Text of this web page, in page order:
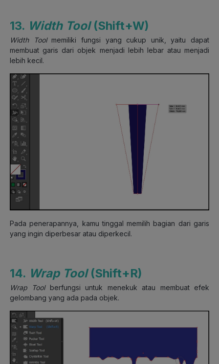
13. Width Tool(Shift+W)
Width Tool memiliki fungsi yang cukup unik, yaitu dapat
membuat garis dari objek menjadi lebih lebar atau menjadi
lebih kecil.
Pada penerapannya, kamu tinggal memilih bagian dari garis
yang ingin diperbesar atau diperkecil.
14. Wrap Tool(Shift+R)
Wrap Toolberfungsi untuk menekuk atau membuat efek
gelombang yang ada pada objek.